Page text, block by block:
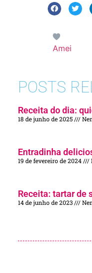
Amei
POSTS
Receita do dia:
18 de junho de 2025
Entradinha
19 de fevereiro de 2024
Receita: tartar de
14 de junho de 2023